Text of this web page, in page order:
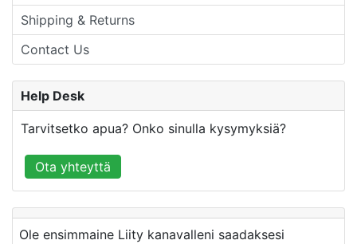
Shipping & Returns
Contact Us
Help Desk
Tarvitsetko apua? Onko sinulla kysymyksiä?
Ota yhteyttä
Ole ensimmaine Liity kanavalleni saadaksesi